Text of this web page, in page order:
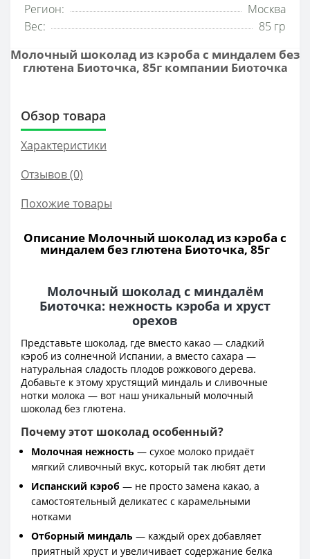
Регион:
Москва
Вес:
85 гр
Молочный шоколад из кэроба с миндалем без
глютена Биоточка, 85г компании Биоточка
Обзор товара
Характеристики
Отзывов (0)
Похожие товары
Описание Молочный шоколад из кэроба с
миндалем без глютена Биоточка, 85г
Молочный шоколад с миндалём
Биоточка: нежность кэроба и хруст
орехов
Представьте шоколад, где вместо какао — сладкий
кэроб из солнечной Испании, а вместо сахара —
натуральная сладость плодов рожкового дерева.
Добавьте к этому хрустящий миндаль и сливочные
нотки молока — вот наш уникальный молочный
шоколад без глютена.
Почему этот шоколад особенный?
Молочная нежность — сухое молоко придаёт
мягкий сливочный вкус, который так любят дети
Испанский кэроб — не просто замена какао, а
самостоятельный деликатес с карамельными
нотками
Отборный миндаль — каждый орех добавляет
приятный хруст и увеличивает содержание белка